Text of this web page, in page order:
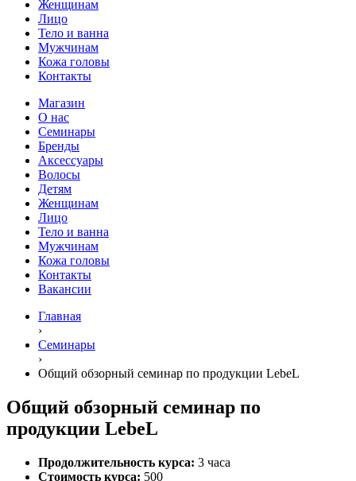
Женщинам
Лицо
Тело и ванна
Мужчинам
Кожа головы
Контакты
Магазин
О нас
Семинары
Бренды
Аксессуары
Волосы
Детям
Женщинам
Лицо
Тело и ванна
Мужчинам
Кожа головы
Контакты
Вакансии
Главная
›
Семинары
›
Общий обзорный семинар по продукции LebeL
Общий обзорный семинар по
продукции LebeL
Продолжительность курса: 3 часа
Стоимость курса: 500